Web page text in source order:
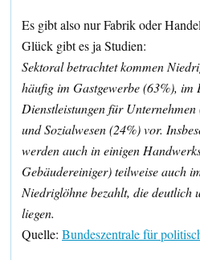
Es gibt also nur Fabrik oder
Glück gibt es ja Studien:
Sektoral betrachtet kommen
häufig im Gastgewerbe (63%), im
Dienstleistungen für
und Sozialwesen (24%) vor.
werden auch in einigen
Gebäudereiniger) teilweise auch
Niedriglöhne bezahlt, die deutlich
liegen.
Quelle: Bundeszentrale für